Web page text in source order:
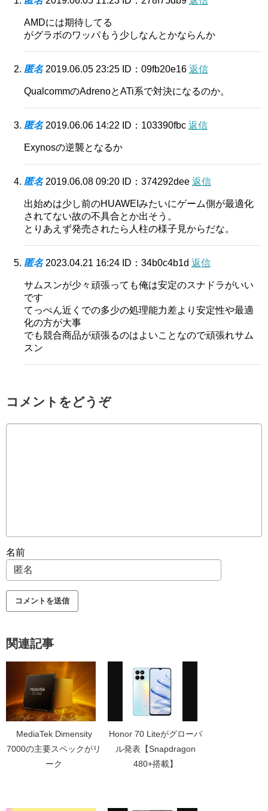
AMDには期待してる
がグラボのワッパもう少しなんとかならんか
匿名 2019.06.05 23:25 ID：09fb20e16 返信
QualcommのAdrenoとATi系で対決になるのか。
匿名 2019.06.06 14:22 ID：103390fbc 返信
Exynosの逆襲となるか
匿名 2019.06.08 09:20 ID：374292dee 返信
出始めは少し前のHUAWEIみたいにゲーム側が最適化
されてない故の不具合とか出そう。
とりあえず発売されたら人柱の様子見からだな。
匿名 2023.04.21 16:24 ID：34b0c4b1d 返信
サムスンが少々頑張っても俺は安定のスナドラがいい
です
てっぺん近くでの多少の処理能力差より安定性や最適
化の方が大事
でも競合商品が頑張るのはよいことなので頑張れサム
スン
コメントをどうぞ
名前
関連記事
MediaTek Dimensity
7000の主要スペックがリ
ーク
Honor 70 Liteがグローバ
ル発表【Snapdragon
480+搭載】